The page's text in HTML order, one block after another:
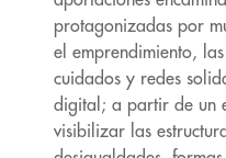
protagonizadas por
el emprendimiento,
cuidados y redes
digital; a partir de un
visibilizar las